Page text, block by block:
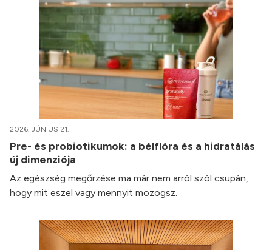
2026. JÚNIUS 21.
Pre- és probiotikumok: a bélflóra és a hidratálás
új dimenziója
Az egészség megőrzése ma már nem arról szól csupán,
hogy mit eszel vagy mennyit mozogsz.